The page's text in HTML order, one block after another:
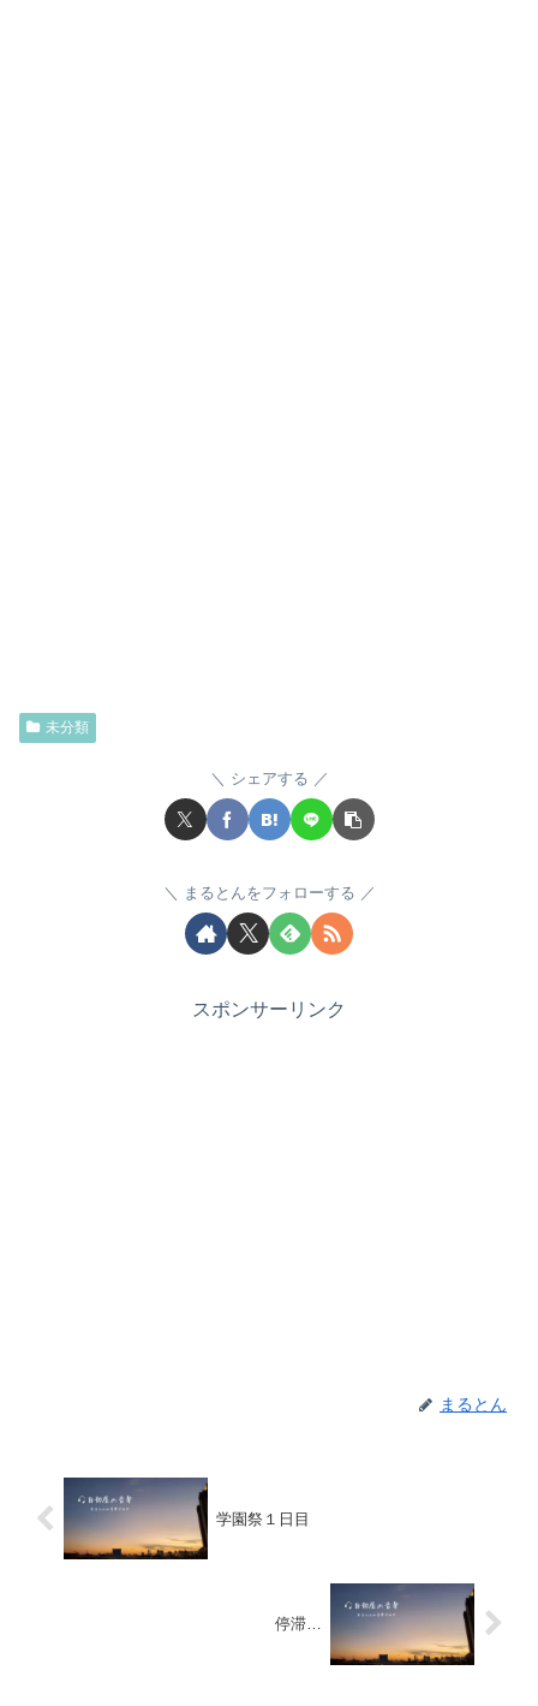
未分類
シェアする
まるとんをフォローする
スポンサーリンク
まるとん
学園祭１日目
停滞…